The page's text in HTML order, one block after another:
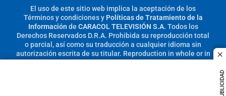
PUBLICIDAD
El uso de este sitio web implica la aceptación de los
Términos y condicionesy Políticas de Tratamiento de la
Información de CARACOL TELEVISIÓN S.A. Todos los
Derechos Reservados D.R.A. Prohibida su reproducción total
o parcial, así como su traducción a cualquier idioma sin
autorización escrita de su titular. Reproduction in whole or in